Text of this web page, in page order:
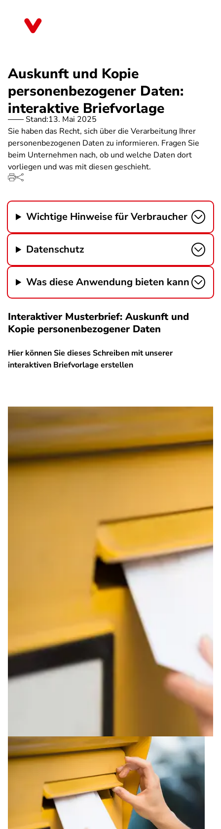
Auskunft und Kopie
personenbezogener Daten:
interaktive Briefvorlage
Stand:13. Mai 2025
Sie haben das Recht, sich über die Verarbeitung Ihrer
personenbezogenen Daten zu informieren. Fragen Sie
beim Unternehmen nach, ob und welche Daten dort
vorliegen und was mit diesen geschieht.
Wichtige Hinweise für Verbraucher
Datenschutz
Was diese Anwendung bieten kann
Interaktiver Musterbrief: Auskunft und
Kopie personenbezogener Daten
Hier können Sie dieses Schreiben mit unserer
interaktiven Briefvorlage erstellen